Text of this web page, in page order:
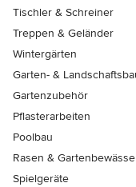
Tischler & Schreiner
Treppen & Geländer
Wintergärten
Garten- &
Gartenzubehör
Pflasterarbeiten
Poolbau
Rasen &
Spielgeräte